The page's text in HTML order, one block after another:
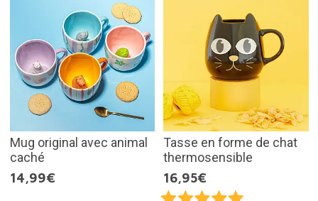
Mug original avec animal
caché
14,99€
Tasse en forme de chat
thermosensible
16,95€